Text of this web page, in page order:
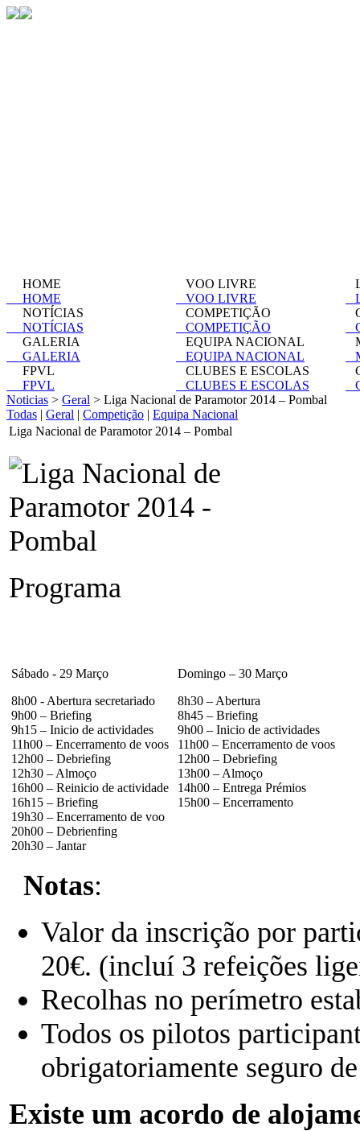
HOME
HOME
NOTÍCIAS
NOTÍCIAS
GALERIA
GALERIA
FPVL
FPVL
VOO LIVRE
VOO LIVRE
COMPETIÇÃO
COMPETIÇÃO
EQUIPA NACIONAL
EQUIPA NACIONAL
CLUBES E ESCOLAS
CLUBES E ESCOLAS
Noticias > Geral > Liga Nacional de Paramotor 2014 – Pombal
Todas | Geral | Competição | Equipa Nacional
Liga Nacional de Paramotor 2014 – Pombal
Programa
Sábado - 29 Março
8h00 - Abertura secretariado
9h00 – Briefing
9h15 – Inicio de actividades
11h00 – Encerramento de voos
12h00 – Debriefing
12h30 – Almoço
16h00 – Reinicio de actividade
16h15 – Briefing
19h30 – Encerramento de voo
20h00 – Debrienfing
20h30 – Jantar
Domingo – 30 Março
8h30 – Abertura
8h45 – Briefing
9h00 – Inicio de actividades
11h00 – Encerramento de voos
12h00 – Debriefing
13h00 – Almoço
14h00 – Entrega Prémios
15h00 – Encerramento
Notas:
Valor da inscrição por
20€. (incluí 3 refeições
Recolhas no perímetro
Todos os pilotos
obrigatoriamente seguro
Existe um acordo de